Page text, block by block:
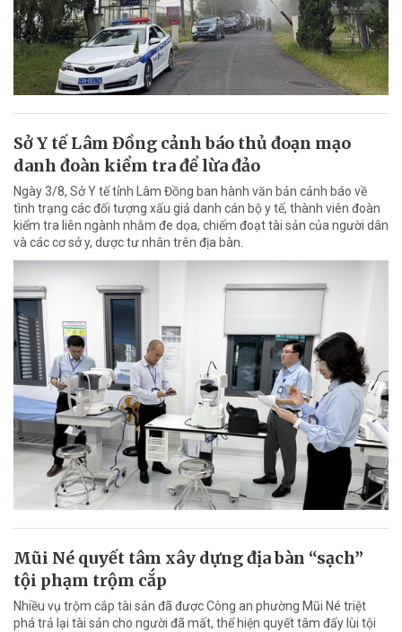
Sở Y tế Lâm Đồng cảnh báo thủ đoạn mạo
danh đoàn kiểm tra để lừa đảo
Ngày 3/8, Sở Y tế tỉnh Lâm Đồng ban hành văn bản cảnh báo về
tình trạng các đối tượng xấu giả danh cán bộ y tế, thành viên đoàn
kiểm tra liên ngành nhằm đe dọa, chiếm đoạt tài sản của người dân
và các cơ sở y, dược tư nhân trên địa bàn.
Mũi Né quyết tâm xây dựng địa bàn “sạch”
tội phạm trộm cắp
Nhiều vụ trộm cắp tài sản đã được Công an phường Mũi Né triệt
phá trả lại tài sản cho người đã mất, thể hiện quyết tâm đẩy lùi tội